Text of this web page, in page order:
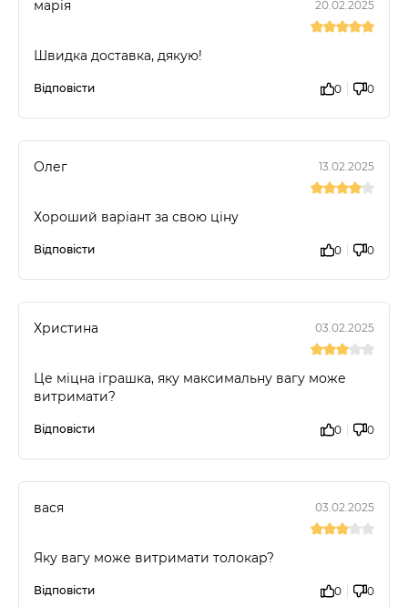
марія 20.02.2025
Швидка доставка, дякую!
Відповісти 0 0
Олег 13.02.2025
Хороший варіант за свою ціну
Відповісти 0 0
Христина 03.02.2025
Це міцна іграшка, яку максимальну вагу може
витримати?
Відповісти 0 0
вася 03.02.2025
Яку вагу може витримати толокар?
Відповісти 0 0